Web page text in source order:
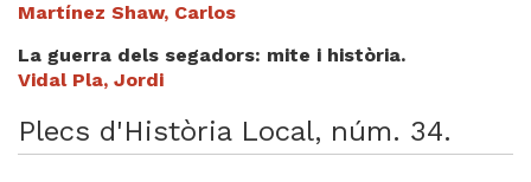
Martínez Shaw, Carlos
La guerra dels segadors: mite i història.
Vidal Pla, Jordi
Plecs d'Història Local, núm. 34.